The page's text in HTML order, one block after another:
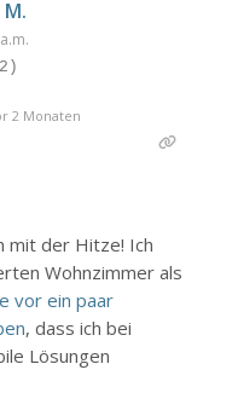
2 Monaten
mit der Hitze! Ich
Wohnzimmer als
vor ein paar
, dass ich bei
Lösungen